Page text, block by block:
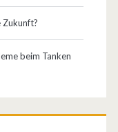
Zukunft?
beim Tanken